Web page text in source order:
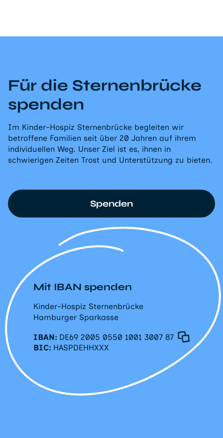
Für die Sternenbrücke
spenden
Im Kinder-Hospiz Sternenbrücke begleiten wir
betroffene Familien seit über 20 Jahren auf ihrem
individuellen Weg. Unser Ziel ist es, ihnen in
schwierigen Zeiten Trost und Unterstützung zu bieten.
Mit IBAN spenden
Kinder-Hospiz Sternenbrücke
Hamburger Sparkasse
IBAN: DE69 2005 0550 1001 3007 87
BIC: HASPDEHHXXX
Spenden